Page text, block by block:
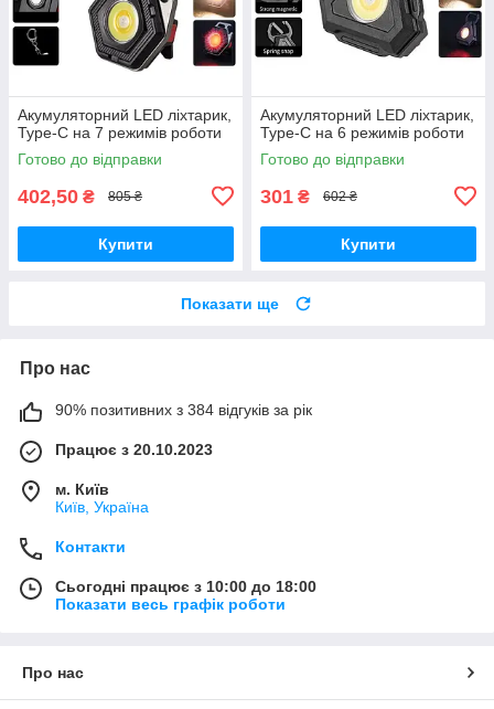
Акумуляторний LED ліхтарик,
Type-C на 7 режимів роботи
Готово до відправки
402,50 ₴ 805 ₴
Купити
Акумуляторний LED ліхтарик,
Type-C на 6 режимів роботи
Готово до відправки
301 ₴ 602 ₴
Купити
Показати ще
Про нас
90% позитивних з 384 відгуків за рік
Працює з 20.10.2023
м. Київ
Київ, Україна
Контакти
Сьогодні працює з 10:00 до 18:00
Показати весь графік роботи
Про нас